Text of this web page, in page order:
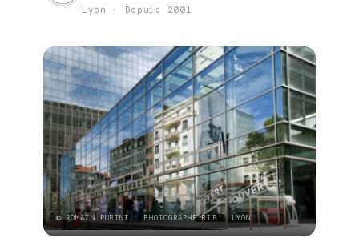
Lyon · Depuis 2001
© ROMAIN RUBINI · PHOTOGRAPHE BTP · LYON